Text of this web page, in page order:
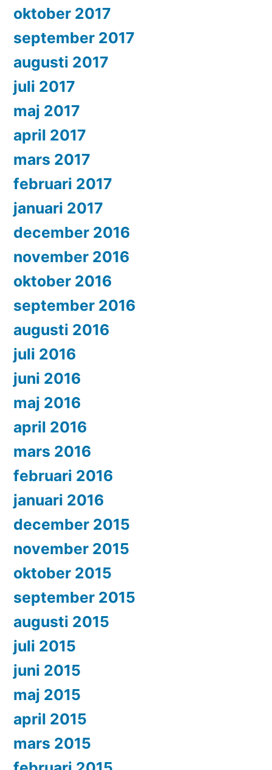
oktober 2017
september 2017
augusti 2017
juli 2017
maj 2017
april 2017
mars 2017
februari 2017
januari 2017
december 2016
november 2016
oktober 2016
september 2016
augusti 2016
juli 2016
juni 2016
maj 2016
april 2016
mars 2016
februari 2016
januari 2016
december 2015
november 2015
oktober 2015
september 2015
augusti 2015
juli 2015
juni 2015
maj 2015
april 2015
mars 2015